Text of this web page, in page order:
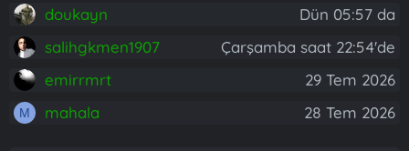
doukayn
Dün 05:57 da
salihgkmen1907
Çarşamba saat 22:54'de
emirrmrt
29 Tem 2026
M mahala 28 Tem 2026